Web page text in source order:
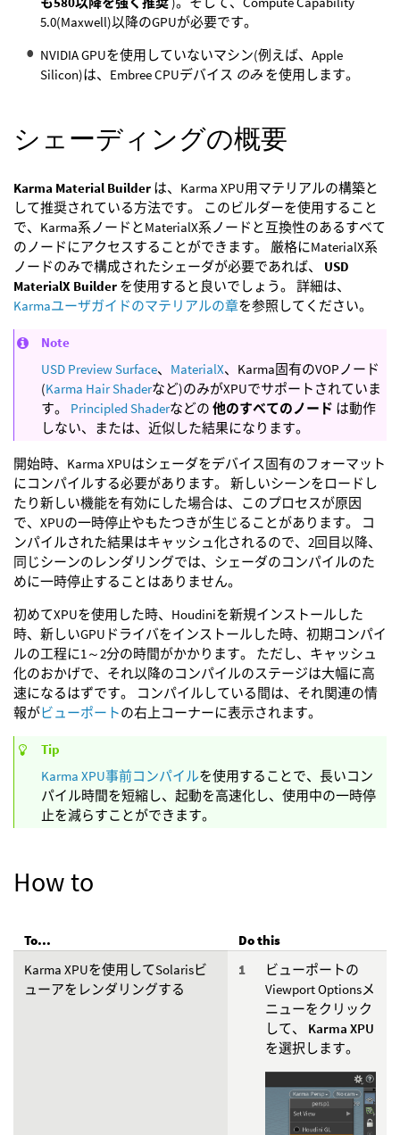
5.0(Maxwell)以降のGPUが必要です。
NVIDIA GPUを使用していないマシン(例えば、Apple
Silicon)は、Embree CPUデバイス のみ を使用します。
シェーディングの概要
Karma Material Builder は、Karma XPU用マテリアルの構築と
して推奨されている方法です。 このビルダーを使用すること
で、Karma系ノードとMaterialX系ノードと互換性のあるすべて
のノードにアクセスすることができます。 厳格にMaterialX系
ノードのみで構成されたシェーダが必要であれば、 USD
MaterialX Builder を使用すると良いでしょう。 詳細は、
Karmaユーザガイドのマテリアルの章を参照してください。
Note
USD Preview Surface、 MaterialX、Karma固有のVOPノード
(Karma Hair Shaderなど)のみがXPUでサポートされていま
す。 Principled Shaderなどの 他のすべてのノード は動作
しない、または、近似した結果になります。
開始時、Karma XPUはシェーダをデバイス固有のフォーマット
にコンパイルする必要があります。 新しいシーンをロードし
たり新しい機能を有効にした場合は、このプロセスが原因
で、XPUの一時停止やもたつきが生じることがあります。 コ
ンパイルされた結果はキャッシュ化されるので、2回目以降、
同じシーンのレンダリングでは、シェーダのコンパイルのた
めに一時停止することはありません。
初めてXPUを使用した時、Houdiniを新規インストールした
時、新しいGPUドライバをインストールした時、初期コンパイ
ルの工程に1～2分の時間がかかります。 ただし、キャッシュ
化のおかげで、それ以降のコンパイルのステージは大幅に高
速になるはずです。 コンパイルしている間は、それ関連の情
報がビューポートの右上コーナーに表示されます。
Tip
Karma XPU事前コンパイルを使用することで、長いコン
パイル時間を短縮し、起動を高速化し、使用中の一時停
止を減らすことができます。
How to
To...
Do this
Karma XPUを使用してSolarisビ
ューアをレンダリングする
ビューポートの
Viewport Optionsメ
ニューをクリック
して、 Karma XPU
を選択します。